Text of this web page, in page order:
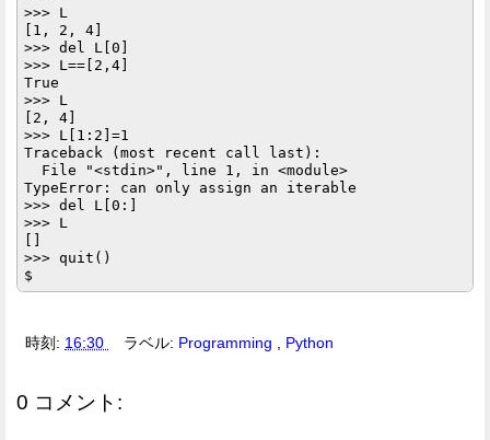
>>> L
[1, 2, 4]
>>> del L[0]
>>> L==[2,4]
True
>>> L
[2, 4]
>>> L[1:2]=1
Traceback (most recent call last):
  File "<stdin>", line 1, in <module>
TypeError: can only assign an iterable
>>> del L[0:]
>>> L
[]
>>> quit()
時刻: 16:30 ラベル: Programming Python
0 コメント: